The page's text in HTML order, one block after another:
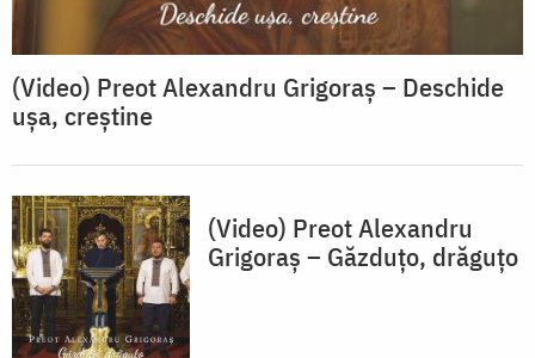
(Video) Preot Alexandru Grigoraș – Deschide
ușa, creștine
(Video) Preot Alexandru
Grigoraș – Găzduțo, drăguțo